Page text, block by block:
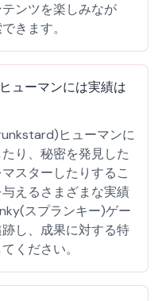
ンツを楽しみなが
きます。
ューマンには実績は
ヒューマンに
り、秘密を発見した
スターしたりするこ
えるさまざまな実績
スプランキー)ゲー
し、成果に対する特
ください。